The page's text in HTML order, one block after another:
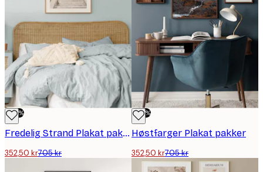
-50%
Fredelig Strand Plakat pakker
352,50 kr705 kr
-50%
Høstfarger Plakat pakker
352,50 kr705 kr